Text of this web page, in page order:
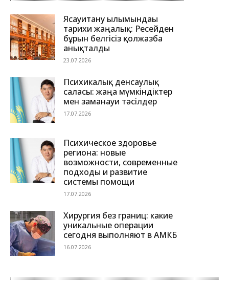
Ясауитану ғылымындағы
тарихи жаңалық: Ресейден
бұрын белгісіз қолжазба
анықталды
23.07.2026
Психикалық денсаулық
саласы: жаңа мүмкіндіктер
мен заманауи тәсілдер
17.07.2026
Психическое здоровье
региона: новые
возможности, современные
подходы и развитие
системы помощи
17.07.2026
Хирургия без границ: какие
уникальные операции
сегодня выполняют в АМКБ
16.07.2026